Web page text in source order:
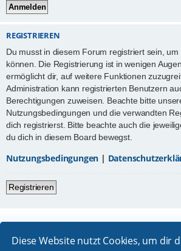
Diese Website nutzt Cookies, um dir
REGISTRIEREN
Du musst in diesem Forum registriert sein,
können. Die Registrierung ist in wenigen
ermöglicht dir, auf weitere Funktionen
Administration kann registrierten Benutzern
Berechtigungen zuweisen. Beachte bitte
Nutzungsbedingungen und die verwandten
dich registrierst. Bitte beachte auch die
du dich in diesem Board bewegst.
Nutzungsbedingungen |
Registrieren